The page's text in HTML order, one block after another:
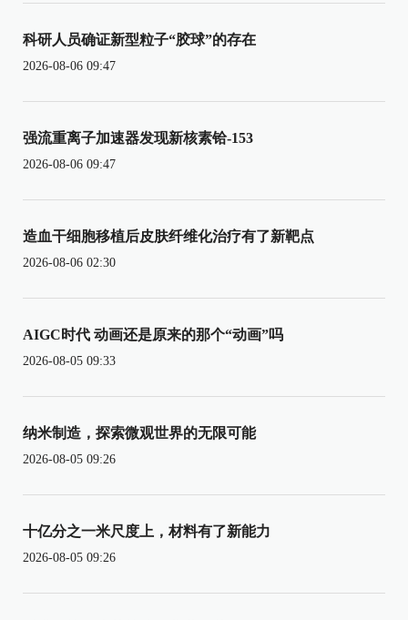
科研人员确证新型粒子“胶球”的存在
2026-08-06 09:47
强流重离子加速器发现新核素铪-153
2026-08-06 09:47
造血干细胞移植后皮肤纤维化治疗有了新靶点
2026-08-06 02:30
AIGC时代 动画还是原来的那个“动画”吗
2026-08-05 09:33
纳米制造，探索微观世界的无限可能
2026-08-05 09:26
十亿分之一米尺度上，材料有了新能力
2026-08-05 09:26